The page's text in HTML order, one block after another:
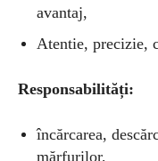
avantaj,
Atentie, precizie,
Responsabilități:
încărcarea,
mărfurilor,